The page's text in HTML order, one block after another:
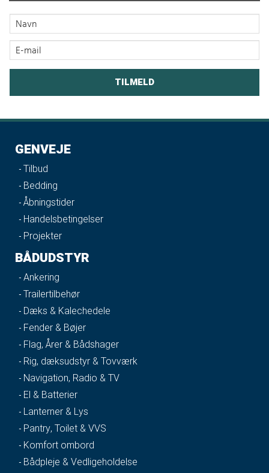
GENVEJE
Tilbud
Bedding
Åbningstider
Handelsbetingelser
Projekter
BÅDUDSTYR
Ankering
Trailertilbehør
Dæks & Kalechedele
Fender & Bøjer
Flag, Årer & Bådshager
Rig, dæksudstyr & Tovværk
Navigation, Radio & TV
El & Batterier
Lanterner & Lys
Pantry, Toilet & VVS
Komfort ombord
Bådpleje & Vedligeholdelse